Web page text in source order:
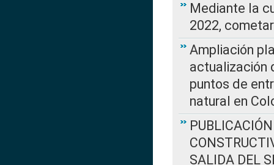
Mediante la
2022,
Ampliación
actualización
puntos de
natural en
SALIDA DEL